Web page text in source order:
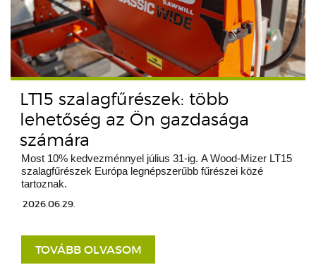
LT15 szalagfűrészek: több
lehetőség az Ön gazdasága
számára
Most 10% kedvezménnyel július 31-ig. A Wood-Mizer LT15
szalagfűrészek Európa legnépszerűbb fűrészei közé
tartoznak.
2026.06.29.
TOVÁBB OLVASOM